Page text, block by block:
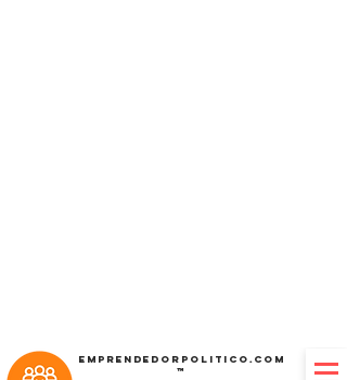
Emprendedorpolitico.com
™